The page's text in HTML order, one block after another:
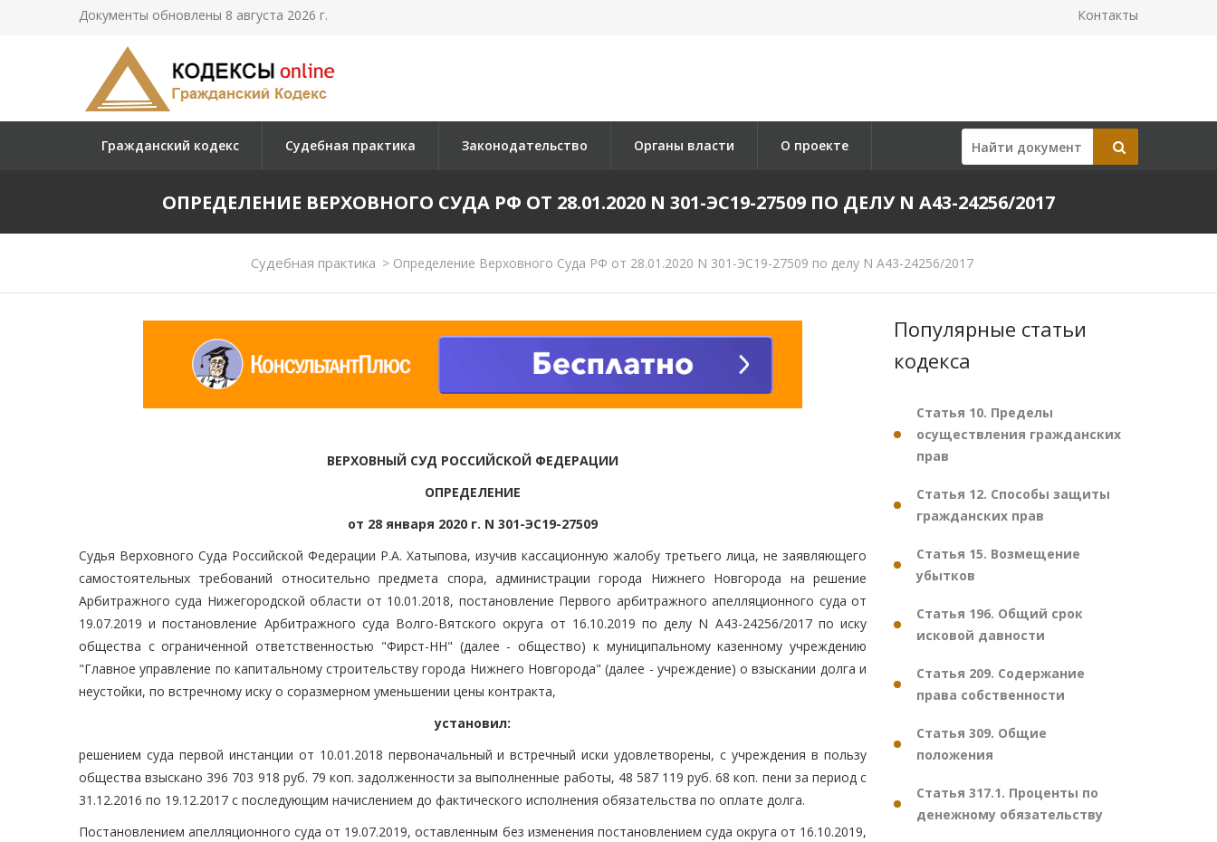
Документы обновлены 8 августа 2026 г. Контакты
Гражданский кодекс Судебная практика Законодательство Органы власти О проекте
ОПРЕДЕЛЕНИЕ ВЕРХОВНОГО СУДА РФ ОТ 28.01.2020 N 301-ЭС19-27509 ПО ДЕЛУ N А43-24256/2017
Судебная практика >Определение Верховного Суда РФ от 28.01.2020 N 301-ЭС19-27509 по делу N А43-24256/2017
ВЕРХОВНЫЙ СУД РОССИЙСКОЙ ФЕДЕРАЦИИ
ОПРЕДЕЛЕНИЕ
от 28 января 2020 г. N 301-ЭС19-27509
Судья Верховного Суда Российской Федерации Р.А. Хатыпова, изучив кассационную жалобу третьего лица, не заявляющего
самостоятельных требований относительно предмета спора, администрации города Нижнего Новгорода на решение
Арбитражного суда Нижегородской области от 10.01.2018, постановление Первого арбитражного апелляционного суда от
19.07.2019 и постановление Арбитражного суда Волго-Вятского округа от 16.10.2019 по делу N А43-24256/2017 по иску
общества с ограниченной ответственностью "Фирст-НН" (далее - общество) к муниципальному казенному учреждению
"Главное управление по капитальному строительству города Нижнего Новгорода" (далее - учреждение) о взыскании долга и
неустойки, по встречному иску о соразмерном уменьшении цены контракта,
установил:
решением суда первой инстанции от 10.01.2018 первоначальный и встречный иски удовлетворены, с учреждения в пользу
общества взыскано 396 703 918 руб. 79 коп. задолженности за выполненные работы, 48 587 119 руб. 68 коп. пени за период с
31.12.2016 по 19.12.2017 с последующим начислением до фактического исполнения обязательства по оплате долга.
Постановлением апелляционного суда от 19.07.2019, оставленным без изменения постановлением суда округа от 16.10.2019,
Популярные статьи
кодекса
Статья 10. Пределы
осуществления гражданских
прав
Статья 12. Способы защиты
гражданских прав
Статья 15. Возмещение
убытков
Статья 196. Общий срок
исковой давности
Статья 209. Содержание
права собственности
Статья 309. Общие
положения
Статья 317.1. Проценты по
денежному обязательству